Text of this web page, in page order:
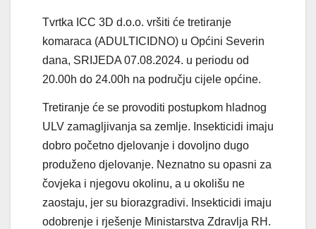
Tvrtka ICC 3D d.o.o. vršiti će tretiranje
komaraca (ADULTICIDNO) u Općini Severin
dana, SRIJEDA 07.08.2024. u periodu od
20.00h do 24.00h na području cijele općine.
Tretiranje će se provoditi postupkom hladnog
ULV zamagljivanja sa zemlje. Insekticidi imaju
dobro početno djelovanje i dovoljno dugo
produženo djelovanje. Neznatno su opasni za
čovjeka i njegovu okolinu, a u okolišu ne
zaostaju, jer su biorazgradivi. Insekticidi imaju
odobrenje i rješenje Ministarstva Zdravlja RH.